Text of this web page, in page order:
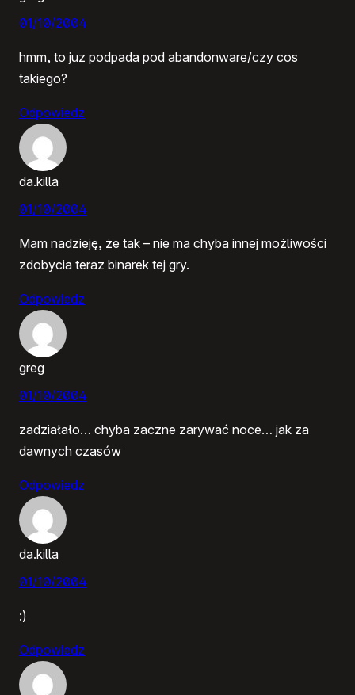
01/10/2004
hmm, to juz podpada pod abandonware/czy cos
takiego?
Odpowiedz
da.killa
01/10/2004
Mam nadzieję, że tak – nie ma chyba innej możliwości
zdobycia teraz binarek tej gry.
Odpowiedz
greg
01/10/2004
zadziałało… chyba zaczne zarywać noce… jak za
dawnych czasów
Odpowiedz
da.killa
01/10/2004
:)
Odpowiedz